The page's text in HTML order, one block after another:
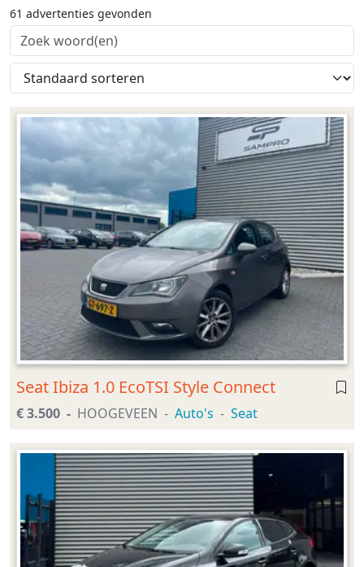
61 advertenties gevonden
Seat Ibiza 1.0 EcoTSI Style Connect
€ 3.500 HOOGEVEEN Auto's Seat